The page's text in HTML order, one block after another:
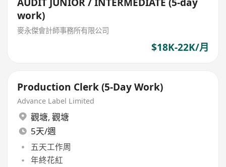
work)
麥永傑會計師事務所有限公司
$18K-22K/月
Production Clerk (5-Day Work)
Advance Label Limited
觀塘, 觀塘
5天/週
五天工作周
年終花紅